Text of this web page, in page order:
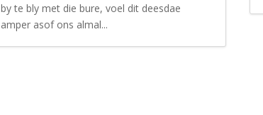
by te bly met die bure, voel dit deesdae
amper asof ons almal...